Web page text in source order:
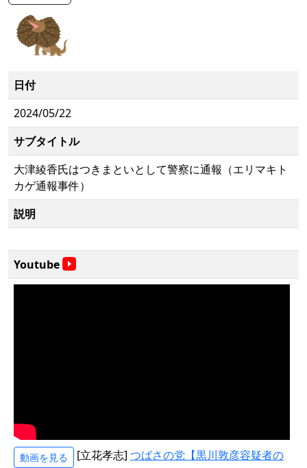
日付
2024/05/22
サブタイトル
大津綾香氏はつきまといとして警察に通報（エリマキト
カゲ通報事件）
説明
Youtube
動画を見る [立花孝志] つばさの党【黒川敦彦容疑者の